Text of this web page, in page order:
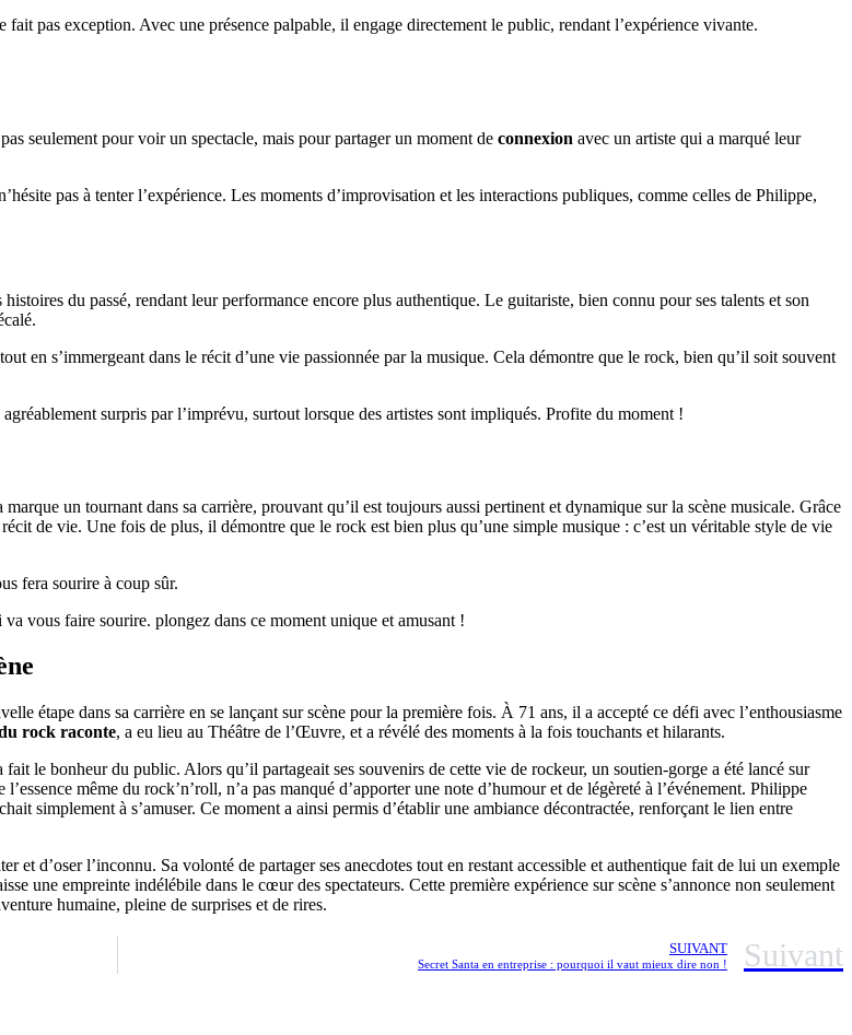
pas exception. Avec une présence palpable, il engage directement le public, rendant l’expérience vivante.
seulement pour voir un spectacle, mais pour partager un moment de connexion avec un artiste qui a marqué leur
pas à tenter l’expérience. Les moments d’improvisation et les interactions publiques, comme celles de Philippe,
du passé, rendant leur performance encore plus authentique. Le guitariste, bien connu pour ses talents et son
en s’immergeant dans le récit d’une vie passionnée par la musique. Cela démontre que le rock, bien qu’il soit souvent
surpris par l’imprévu, surtout lorsque des artistes sont impliqués. Profite du moment !
un tournant dans sa carrière, prouvant qu’il est toujours aussi pertinent et dynamique sur la scène musicale. Grâce
de vie. Une fois de plus, il démontre que le rock est bien plus qu’une simple musique : c’est un véritable style de vie
étape dans sa carrière en se lançant sur scène pour la première fois. À 71 ans, il a accepté ce défi avec l’enthousiasme
rock raconte, a eu lieu au Théâtre de l’Œuvre, et a révélé des moments à la fois touchants et hilarants.
le bonheur du public. Alors qu’il partageait ses souvenirs de cette vie de rockeur, un soutien-gorge a été lancé sur
l’essence même du rock’n’roll, n’a pas manqué d’apporter une note d’humour et de légèreté à l’événement. Philippe
simplement à s’amuser. Ce moment a ainsi permis d’établir une ambiance décontractée, renforçant le lien entre
d’oser l’inconnu. Sa volonté de partager ses anecdotes tout en restant accessible et authentique fait de lui un exemple
une empreinte indélébile dans le cœur des spectateurs. Cette première expérience sur scène s’annonce non seulement
humaine, pleine de surprises et de rires.
SUIVANT
Secret Santa en entreprise : pourquoi il vaut mieux dire non ! Suivant